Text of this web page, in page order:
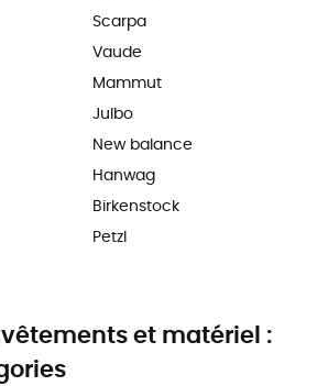
Scarpa
Vaude
Mammut
Julbo
New balance
Hanwag
Birkenstock
Petzl
et matériel :